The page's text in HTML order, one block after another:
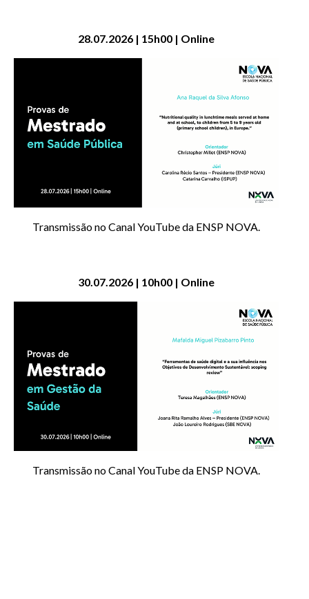
28.07.2026 | 15h00 | Online
Transmissão no Canal YouTube da ENSP NOVA.
30.07.2026 | 10h00 | Online
Transmissão no Canal YouTube da ENSP NOVA.